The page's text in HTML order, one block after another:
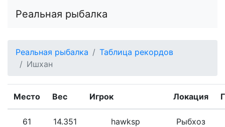
Реальная рыбалка
Реальная рыбалка
Таблица рекордов
Ишхан
Место Вес Игрок Локация
61
14.351
hawksp
Рыбхоз